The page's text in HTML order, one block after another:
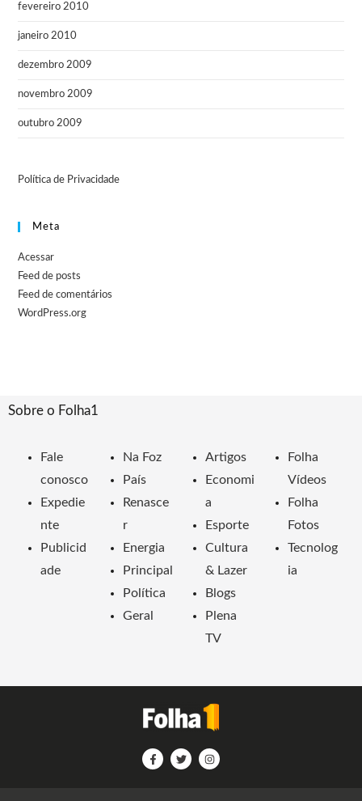
fevereiro 2010
janeiro 2010
dezembro 2009
novembro 2009
outubro 2009
Política de Privacidade
Meta
Acessar
Feed de posts
Feed de comentários
WordPress.org
Sobre o Folha1
Fale
conosco
Expedie
nte
Publicid
ade
Na Foz
País
Renasce
r
Energia
Principal
Política
Geral
Artigos
Economi
a
Esporte
Cultura
& Lazer
Blogs
Plena
TV
Folha
Vídeos
Folha
Fotos
Tecnolog
ia